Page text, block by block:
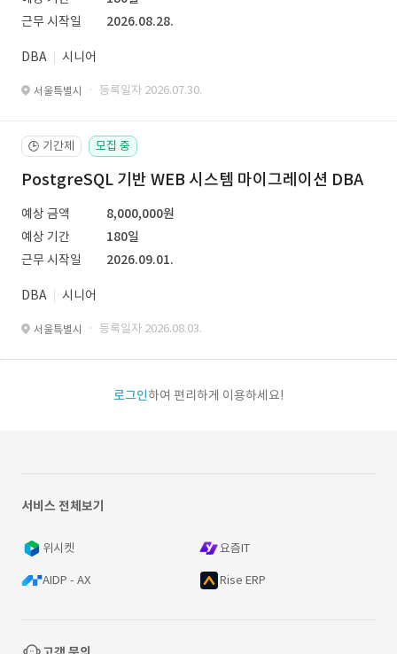
근무 시작일
2026.08.28.
DBA 시니어
서울특별시 · 등록일자 2026.07.30.
🕒 기간제 모집 중
PostgreSQL 기반 WEB 시스템 마이그레이션 DBA
예상 금액
8,000,000원
예상 기간
180일
근무 시작일
2026.09.01.
DBA 시니어
서울특별시 · 등록일자 2026.08.03.
로그인하여 편리하게 이용하세요!
서비스 전체보기
위시켓 요즘IT
AIDP - AX Rise ERP